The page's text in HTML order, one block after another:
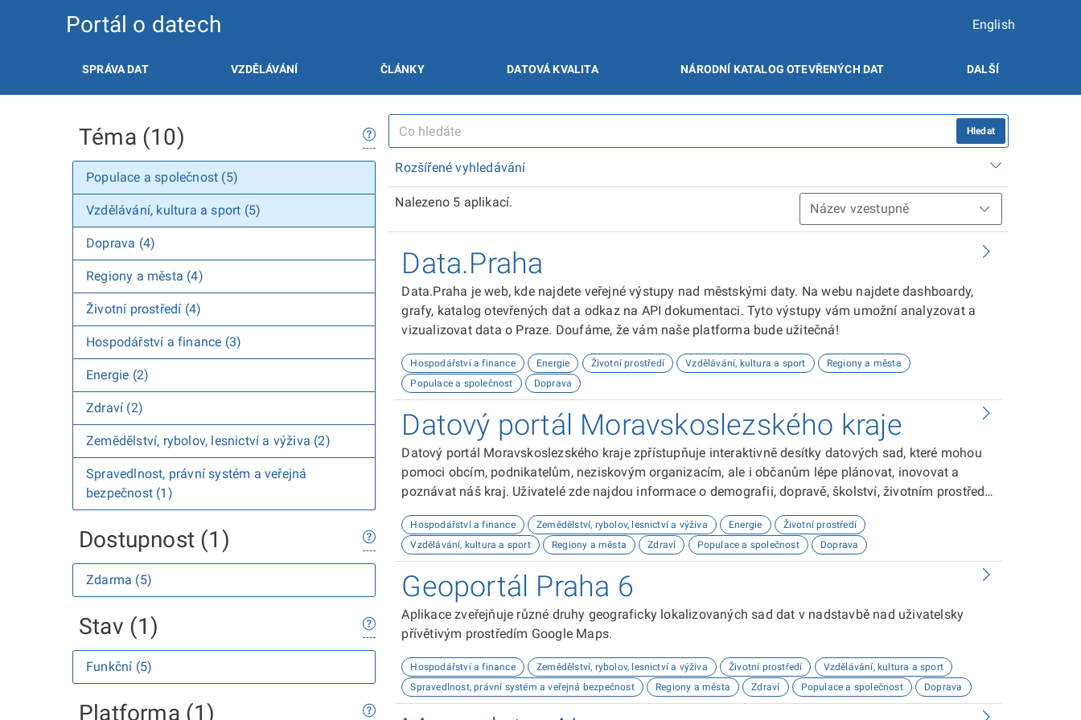
Portál o datech English
SPRÁVA DAT VZDĚLÁVÁNÍ ČLÁNKY DATOVÁ KVALITA NÁRODNÍ KATALOG OTEVŘENÝCH DAT DALŠÍ
Téma (10)
Populace a společnost (5)
Vzdělávání, kultura a sport (5)
Doprava (4)
Regiony a města (4)
Životní prostředí (4)
Hospodářství a finance (3)
Energie (2)
Zdraví (2)
Zemědělství, rybolov, lesnictví a výživa (2)
Spravedlnost, právní systém a veřejná
bezpečnost (1)
Dostupnost (1)
Zdarma (5)
Stav (1)
Funkční (5)
Platforma (1)
Hledat
Rozšířené vyhledávání
Nalezeno 5 aplikací.
Data.Praha
Data.Praha je web, kde najdete veřejné výstupy nad městskými daty. Na webu najdete dashboardy,
grafy, katalog otevřených dat a odkaz na API dokumentaci. Tyto výstupy vám umožní analyzovat a
vizualizovat data o Praze. Doufáme, že vám naše platforma bude užitečná!
Hospodářství a finance Energie Životní prostředí Vzdělávání, kultura a sport
Regiony a města
Populace a společnost
Doprava
Datový portál Moravskoslezského kraje
Datový portál Moravskoslezského kraje zpřístupňuje interaktivně desítky datových sad, které mohou
pomoci obcím, podnikatelům, neziskovým organizacím, ale i občanům lépe plánovat, inovovat a
poznávat náš kraj. Uživatelé zde najdou informace o demografii, dopravě, školství, životním prostředí,
Hospodářství a finance Zemědělství, rybolov, lesnictví a výživa Energie
Životní prostředí
Vzdělávání, kultura a sport
Regiony a města Zdraví Populace a společnost Doprava
Geoportál Praha 6
Aplikace zveřejňuje různé druhy geograficky lokalizovaných sad dat v nadstavbě nad uživatelsky
přívětivým prostředím Google Maps.
Hospodářství a finance Zemědělství, rybolov, lesnictví a výživa Životní prostředí
Vzdělávání, kultura a sport
Spravedlnost, právní systém a veřejná bezpečnost
Regiony a města Zdraví Populace a společnost Doprava